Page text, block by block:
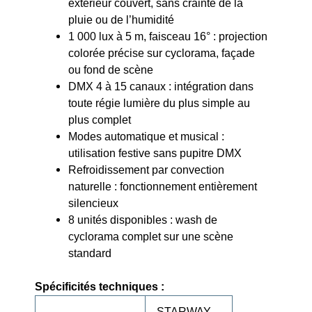
extérieur couvert, sans crainte de la
pluie ou de l’humidité
1 000 lux à 5 m, faisceau 16° : projection
colorée précise sur cyclorama, façade
ou fond de scène
DMX 4 à 15 canaux : intégration dans
toute régie lumière du plus simple au
plus complet
Modes automatique et musical :
utilisation festive sans pupitre DMX
Refroidissement par convection
naturelle : fonctionnement entièrement
silencieux
8 unités disponibles : wash de
cyclorama complet sur une scène
standard
Spécificités techniques :